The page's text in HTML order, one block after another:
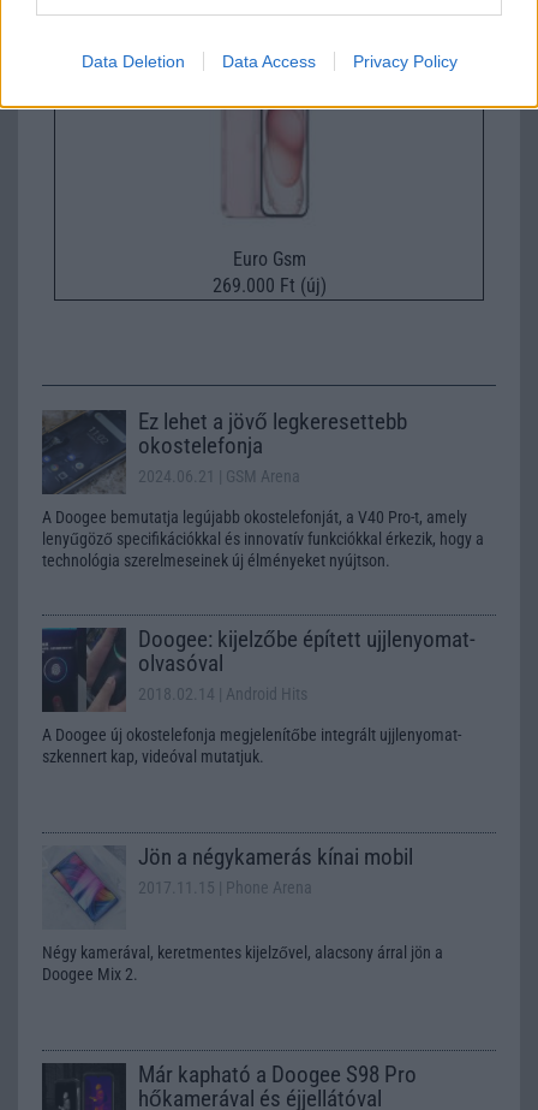
Data Deletion Data Access Privacy Policy
Euro Gsm
269.000 Ft (új)
Ez lehet a jövő legkeresettebb
okostelefonja
2024.06.21 | GSM Arena
A Doogee bemutatja legújabb okostelefonját, a V40 Pro-t, amely
lenyűgöző specifikációkkal és innovatív funkciókkal érkezik, hogy a
technológia szerelmeseinek új élményeket nyújtson.
Doogee: kijelzőbe épített ujjlenyomat-
olvasóval
2018.02.14 | Android Hits
A Doogee új okostelefonja megjelenítőbe integrált ujjlenyomat-
szkennert kap, videóval mutatjuk.
Jön a négykamerás kínai mobil
2017.11.15 | Phone Arena
Négy kamerával, keretmentes kijelzővel, alacsony árral jön a
Doogee Mix 2.
Már kapható a Doogee S98 Pro
hőkamerával és éjjellátóval